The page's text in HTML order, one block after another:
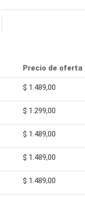
Precio de oferta
$ 1.489,00
$ 1.299,00
$ 1.489,00
$ 1.489,00
$ 1.489,00